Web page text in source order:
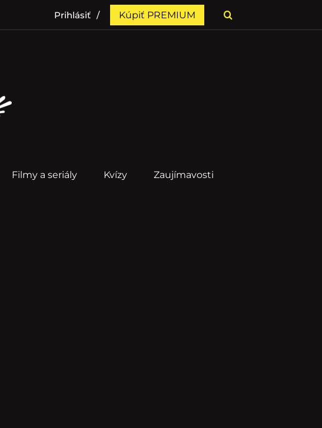
Prihlásiť Kúpiť PREMIUM
Filmy a seriály Kvízy Zaujímavosti